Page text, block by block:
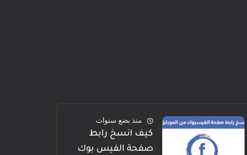
منذ بضع سنوات
كيف انسخ رابط
صفحة الفيس بوك